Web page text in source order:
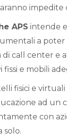
APS intende
a poter
call center e
e mobili
fisici e
ad
con
solo.